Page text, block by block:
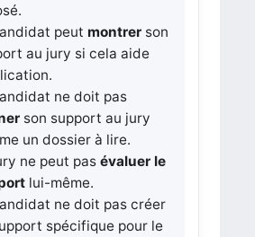
peut montrerson
au jury si cela aide
ne doit pas
son support au jury
un dossier à lire.
ne peut pas évaluer le
lui-même.
ne doit pas créer
spécifique pour le